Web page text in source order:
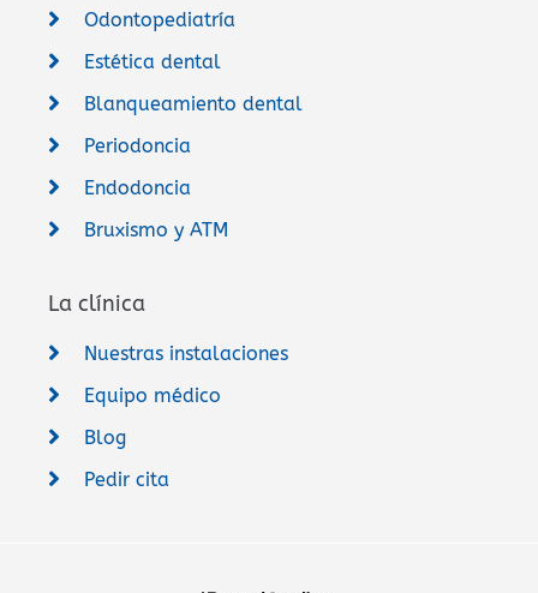
Odontopediatría
Estética dental
Blanqueamiento dental
Periodoncia
Endodoncia
Bruxismo y ATM
La clínica
Nuestras instalaciones
Equipo médico
Blog
Pedir cita